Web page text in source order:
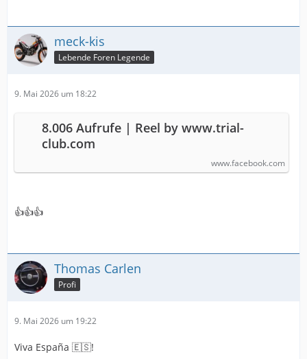
meck-kis
Lebende Foren Legende
9. Mai 2026 um 18:22
8.006 Aufrufe | Reel by www.trial-
club.com
www.facebook.com
👍👍👍
Thomas Carlen
Profi
9. Mai 2026 um 19:22
Viva España 🇪🇸!